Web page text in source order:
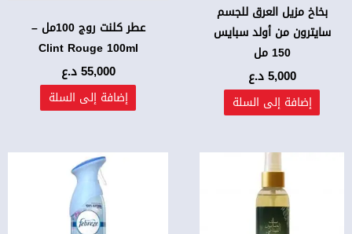
بخاخ مزيل العرق للجسم
سايترون من أولد سبايس
150 مل
5,000د.ع
إضافة إلى السلة
عطر كلنت روج 100مل –
Clint Rouge 100ml
55,000د.ع
إضافة إلى السلة